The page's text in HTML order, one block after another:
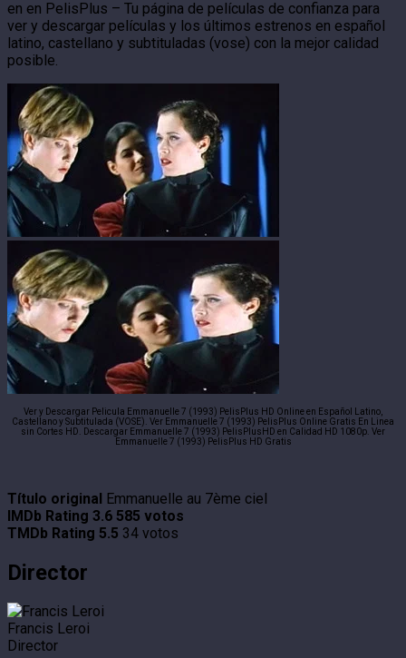
en en PelisPlus – Tu página de películas de confianza para
ver y descargar películas y los últimos estrenos en español
latino, castellano y subtituladas (vose) con la mejor calidad
posible.
Ver y Descargar Pelicula Emmanuelle 7 (1993) PelisPlus HD Online en Español Latino,
Castellano y Subtitulada (VOSE). Ver Emmanuelle 7 (1993) PelisPlus Online Gratis En Linea
sin Cortes HD. Descargar Emmanuelle 7 (1993) PelisPlusHD en Calidad HD 1080p. Ver
Emmanuelle 7 (1993) PelisPlus HD Gratis
Título original Emmanuelle au 7ème ciel
IMDb Rating 3.6 585 votos
TMDb Rating 5.5 34 votos
Director
Francis Leroi
Director